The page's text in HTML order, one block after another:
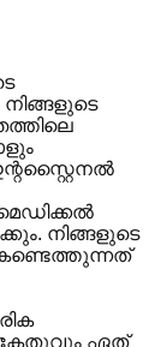
നിങ്ങളുടെ
കേതുവും ഏത്